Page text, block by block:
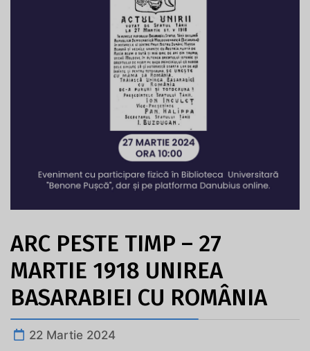
ARC PESTE TIMP – 27
MARTIE 1918 UNIREA
BASARABIEI CU ROMÂNIA
22 Martie 2024